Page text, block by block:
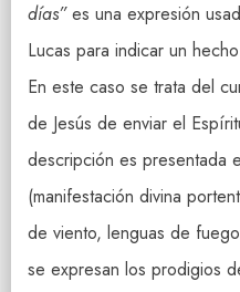
días”es una expresión
Lucas para indicar un
En este caso se trata del
de Jesús de enviar el
descripción es presentada
(manifestación divina
de viento, lenguas de
se expresan los prodigios